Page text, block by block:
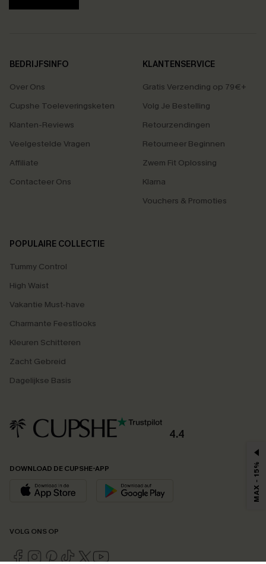
BEDRIJFSINFO
Over Ons
Cupshe Toeleveringsketen
Klanten-Reviews
Veelgestelde Vragen
Affiliate
Contacteer Ons
KLANTENSERVICE
Gratis Verzending op 79€+
Volg Je Bestelling
Retourzendingen
Retourneer Beginnen
Zwem Fit Oplossing
Klarna
Vouchers & Promoties
POPULAIRE COLLECTIE
Tummy Control
High Waist
Vakantie Must-have
Charmante Feestlooks
Kleuren Schitteren
Zacht Gebreid
Dagelijkse Basis
4.4
DOWNLOAD DE CUPSHE-APP
VOLG ONS OP
MAX - 15%